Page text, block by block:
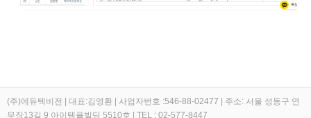
(주)에듀텍비전 | 대표:김영환 | 사업자번호 :546-88-02477 | 주소: 서울 성동구 연
무장13길 9 아이템플빌딩 5510호 | TEL : 02-577-8447